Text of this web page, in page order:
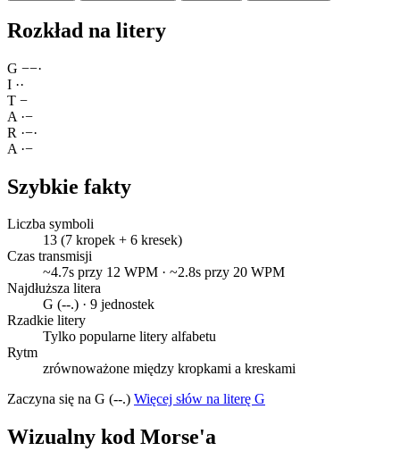
Rozkład na litery
G −−·
I ··
T −
A ·−
R ·−·
A ·−
Szybkie fakty
Liczba symboli
13 (7 kropek + 6 kresek)
Czas transmisji
~4.7s przy 12 WPM · ~2.8s przy 20 WPM
Najdłuższa litera
G (--.) · 9 jednostek
Rzadkie litery
Tylko popularne litery alfabetu
Rytm
zrównoważone między kropkami a kreskami
Zaczyna się na G (--.) Więcej słów na literę G
Wizualny kod Morse'a